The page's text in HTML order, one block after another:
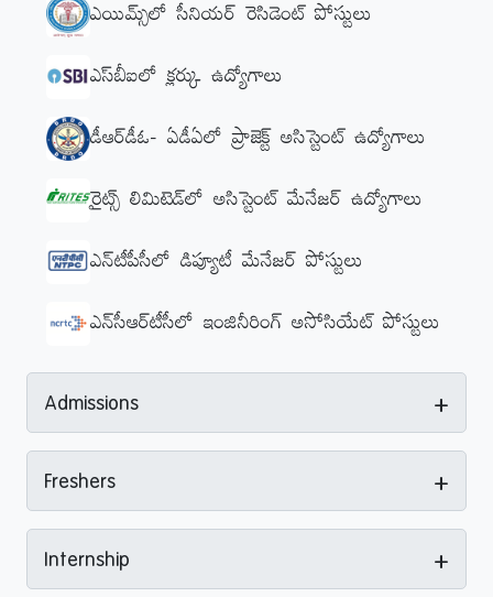
ఎయిమ్స్‌లో సీనియర్ రెసిడెంట్ పోస్టులు
ఎస్‌బీఐలో క్లర్కు ఉద్యోగాలు
డీఆర్‌డీఓ- ఏడీఏలో ప్రాజెక్ట్‌ అసిస్టెంట్‌ ఉద్యోగాలు
రైట్స్ లిమిటెడ్‌లో అసిస్టెంట్ మేనేజర్ ఉద్యోగాలు
ఎన్‌టీపీసీలో డిప్యూటీ మేనేజర్‌ పోస్టులు
ఎన్‌సీఆర్‌టీసీలో ఇంజినీరింగ్‌ అసోసియేట్‌ పోస్టులు
Admissions +
Freshers +
Internship +